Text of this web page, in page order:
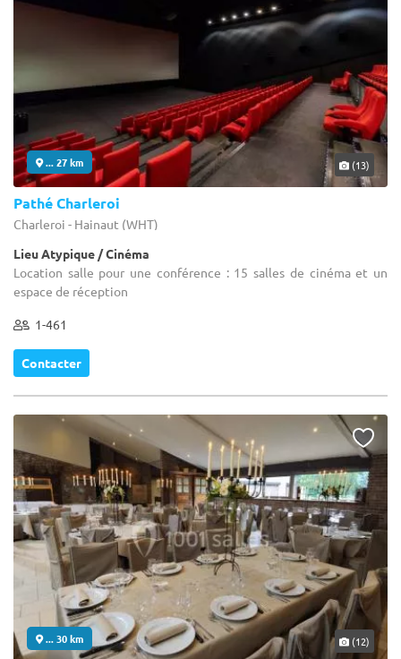
... 27 km (13)
Pathé Charleroi
Charleroi - Hainaut (WHT)
Lieu Atypique / Cinéma
Location salle pour une conférence : 15 salles de cinéma et un
espace de réception
1-461
Contacter
... 30 km (12)